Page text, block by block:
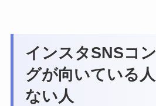
インスタSNSコ
グが向いている
ない人